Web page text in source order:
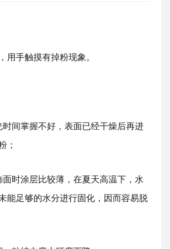
用手触摸有掉粉现象。
时间掌握不好，表面已经干燥后再进
；
时涂层比较薄，在夏天高温下，水
能足够的水分进行固化，因而容易脱